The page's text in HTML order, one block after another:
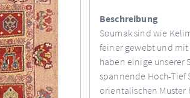
Beschreibung
Soumak sind wie
feiner gewebt und
haben einige unserer
spannende Hoch-Tief
orientalischen Muster